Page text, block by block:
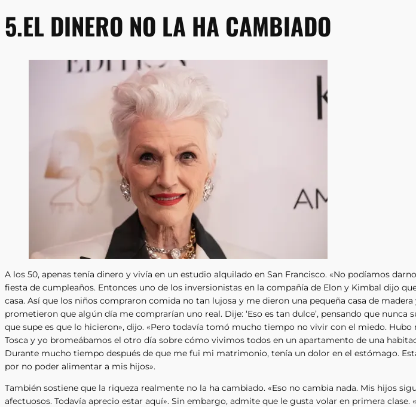
5.EL DINERO NO LA HA CAMBIADO
A los 50, apenas tenía dinero y vivía en un estudio alquilado en San Francisco. «No podíamos
fiesta de cumpleaños. Entonces uno de los inversionistas en la compañía de Elon y Kimbal dijo
casa. Así que los niños compraron comida no tan lujosa y me dieron una pequeña casa de
prometieron que algún día me comprarían uno real. Dije: ‘Eso es tan dulce’, pensando que nunca
que supe es que lo hicieron», dijo. «Pero todavía tomó mucho tiempo no vivir con el miedo.
Tosca y yo bromeábamos el otro día sobre cómo vivimos todos en un apartamento de una
Durante mucho tiempo después de que me fui mi matrimonio, tenía un dolor en el estómago.
por no poder alimentar a mis hijos».
También sostiene que la riqueza realmente no la ha cambiado. «Eso no cambia nada. Mis hijos
afectuosos. Todavía aprecio estar aquí». Sin embargo, admite que le gusta volar en primera clase.